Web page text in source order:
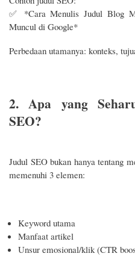
✅ *Cara Menulis Judul Blog
Muncul di Google*
Perbedaan utamanya: konteks,
2. Apa yang
SEO?
Judul SEO bukan hanya tentang
memenuhi 3 elemen:
Keyword utama
Manfaat artikel
Unsur emosional/klik (CTR